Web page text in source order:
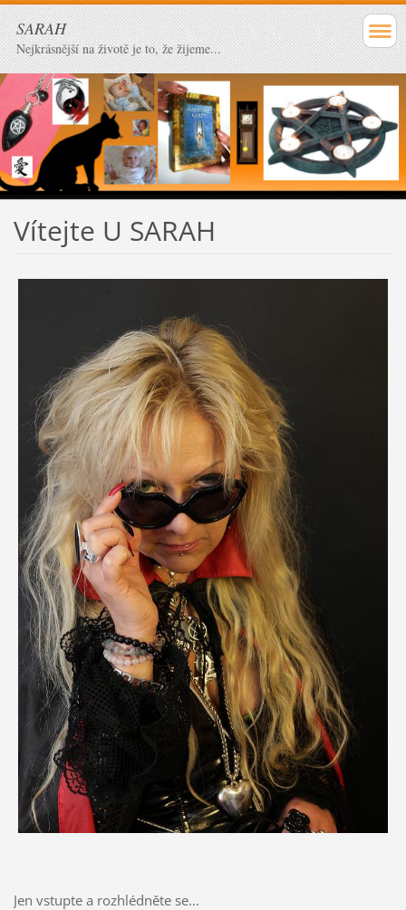
SARAH
Nejkrásnější na životě je to, že žijeme...
Vítejte U SARAH
Jen vstupte a rozhlédněte se...